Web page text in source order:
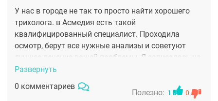
У нас в городе не так то просто найти хорошего
трихолога. в Асмедия есть такой
квалифицированный специалист. Проходила
осмотр, берут все нужные анализы и советуют
лучшее лечение вашей проблемы. Я записалась на
мезотерапию. Была уже на первой процедуре, мне
очень понравилось. Преимущество в том, что вы с
врачом будете вместе следить за динамикой.
Развернуть
0 комментариев
Полезно: 1 0